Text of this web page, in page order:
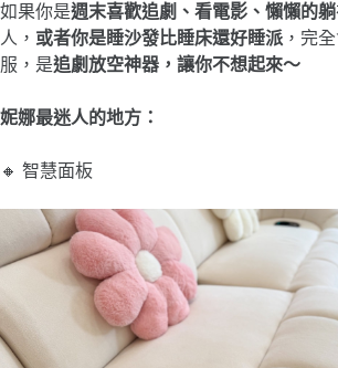
如果你是週末喜歡追劇、看電影、懶懶的躺
人， 或者你是睡沙發比睡床還好睡派 ，完
服，是追劇放空神器，讓你不想起來～
妮娜最迷人的地方：
🔸 智慧面板